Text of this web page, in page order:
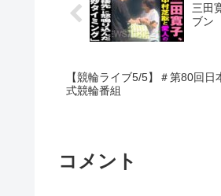
三田
ブン
【競輪ライブ5/5】＃第80回
式競輪番組
コメント